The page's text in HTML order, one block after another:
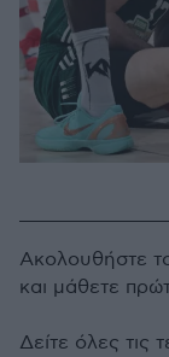
Ακολουθήστε
και μάθετε
Δείτε όλες τις